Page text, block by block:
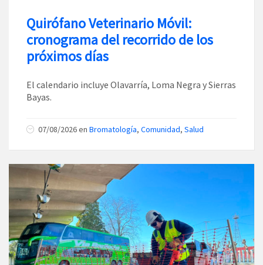
Quirófano Veterinario Móvil:
cronograma del recorrido de los
próximos días
El calendario incluye Olavarría, Loma Negra y Sierras
Bayas.
07/08/2026en Bromatología, Comunidad, Salud